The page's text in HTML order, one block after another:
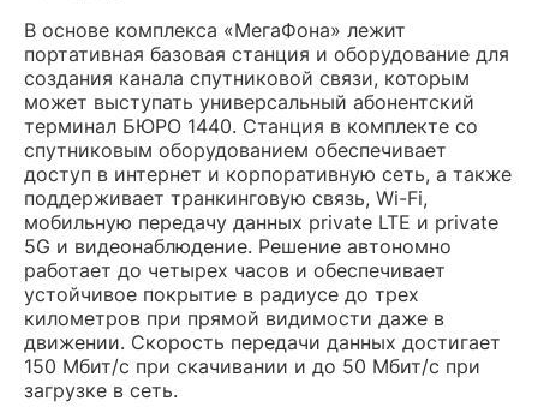
В основе комплекса «МегаФона» лежит
портативная базовая станция и оборудование для
создания канала спутниковой связи, которым
может выступать универсальный абонентский
терминал БЮРО 1440. Станция в комплекте со
спутниковым оборудованием обеспечивает
доступ в интернет и корпоративную сеть, а также
поддерживает транкинговую связь, Wi-Fi,
мобильную передачу данных private LTE и private
5G и видеонаблюдение. Решение автономно
работает до четырех часов и обеспечивает
устойчивое покрытие в радиусе до трех
километров при прямой видимости даже в
движении. Скорость передачи данных достигает
150 Мбит/с при скачивании и до 50 Мбит/с при
загрузке в сеть.